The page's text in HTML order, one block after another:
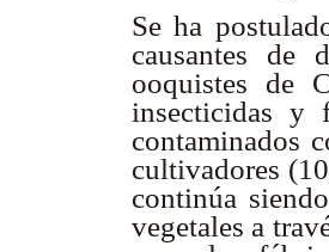
Se ha
causantes de
ooquistes de
insecticidas y
contaminados
cultivadores
continúa
vegetales a